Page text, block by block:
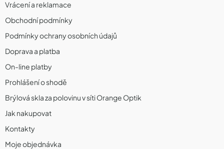
Vrácení a reklamace
Obchodní podmínky
Podmínky ochrany osobních údajů
Doprava a platba
On-line platby
Prohlášení o shodě
Brýlová skla za polovinu v síti Orange Optik
Jak nakupovat
Kontakty
Moje objednávka